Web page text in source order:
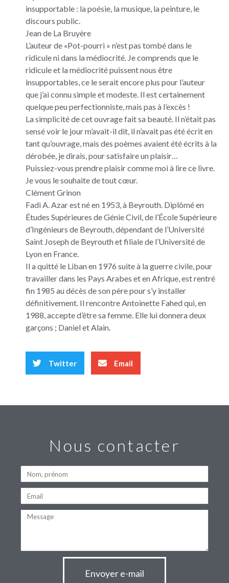
insupportable : la poésie, la musique, la peinture, le
discours public.
Jean de La Bruyère
L’auteur de «Pot-pourri » n’est pas tombé dans le
ridicule ni dans la médiocrité. Je comprends que le
ridicule et la médiocrité puissent nous être
insupportables, ce le serait encore plus pour l’auteur
que j’ai connu simple et modeste. Il est certainement
quelque peu perfectionniste, mais pas à l’excès !
La simplicité de cet ouvrage fait sa beauté. Il n’était pas
sensé voir le jour m’avait-il dit, il n’avait pas été écrit en
tant qu’ouvrage, mais des poèmes avaient été écrits à la
dérobée, je dirais, pour satisfaire un plaisir…
Puissiez-vous prendre plaisir comme moi à lire ce livre.
Je vous le souhaite de tout cœur.
Clément Grinon
Fadi A. Azar est né en 1953, à Beyrouth. Diplômé en
Études Supérieures de Génie Civil, de l’École Supérieure
d’Ingénieurs de Beyrouth, dépendant de l’Université
Saint Joseph de Beyrouth et filiale de l’Université de
Lyon en France.
Il a quitté le Liban en 1976 suite à la guerre civile, pour
travailler dans les Pays Arabes et en Afrique, est rentré
fin 1985 au décès de son père pour s’y installer
définitivement. Il rencontre Antoinette Fahed qui, en
1988, accepte d’être sa femme. Elle lui donnera deux
garçons ; Daniel et Alain.
Twitter Email
Nous contacter
Envoyer e-mail